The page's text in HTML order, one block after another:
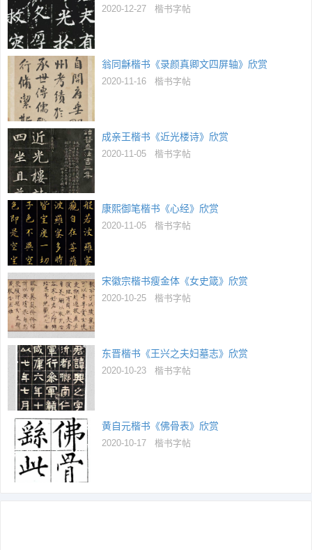
2020-12-27 楷书字帖
翁同龢楷书《录颜真卿文四屏轴》欣赏
2020-11-16 楷书字帖
成亲王楷书《近光楼诗》欣赏
2020-11-05 楷书字帖
康熙御笔楷书《心经》欣赏
2020-11-05 楷书字帖
宋徽宗楷书瘦金体《女史箴》欣赏
2020-10-25 楷书字帖
东晋楷书《王兴之夫妇墓志》欣赏
2020-10-23 楷书字帖
黄自元楷书《佛骨表》欣赏
2020-10-17 楷书字帖